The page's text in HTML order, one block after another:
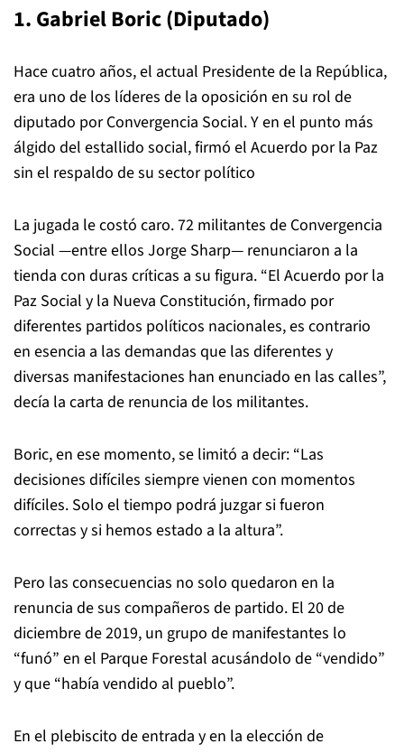
1. Gabriel Boric (Diputado)
Hace cuatro años, el actual Presidente de la República,
era uno de los líderes de la oposición en su rol de
diputado por Convergencia Social. Y en el punto más
álgido del estallido social, firmó el Acuerdo por la Paz
sin el respaldo de su sector político
La jugada le costó caro. 72 militantes de Convergencia
Social —entre ellos Jorge Sharp— renunciaron a la
tienda con duras críticas a su figura. “El Acuerdo por la
Paz Social y la Nueva Constitución, firmado por
diferentes partidos políticos nacionales, es contrario
en esencia a las demandas que las diferentes y
diversas manifestaciones han enunciado en las calles”,
decía la carta de renuncia de los militantes.
Boric, en ese momento, se limitó a decir: “Las
decisiones difíciles siempre vienen con momentos
difíciles. Solo el tiempo podrá juzgar si fueron
correctas y si hemos estado a la altura”.
Pero las consecuencias no solo quedaron en la
renuncia de sus compañeros de partido. El 20 de
diciembre de 2019, un grupo de manifestantes lo
“funó” en el Parque Forestal acusándolo de “vendido”
y que “había vendido al pueblo”.
En el plebiscito de entrada y en la elección de